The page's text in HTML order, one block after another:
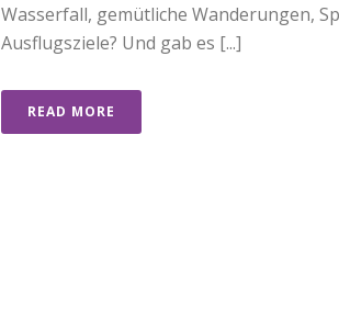
Wasserfall, gemütliche Wanderungen,
Ausflugsziele? Und gab es [...]
READ MORE